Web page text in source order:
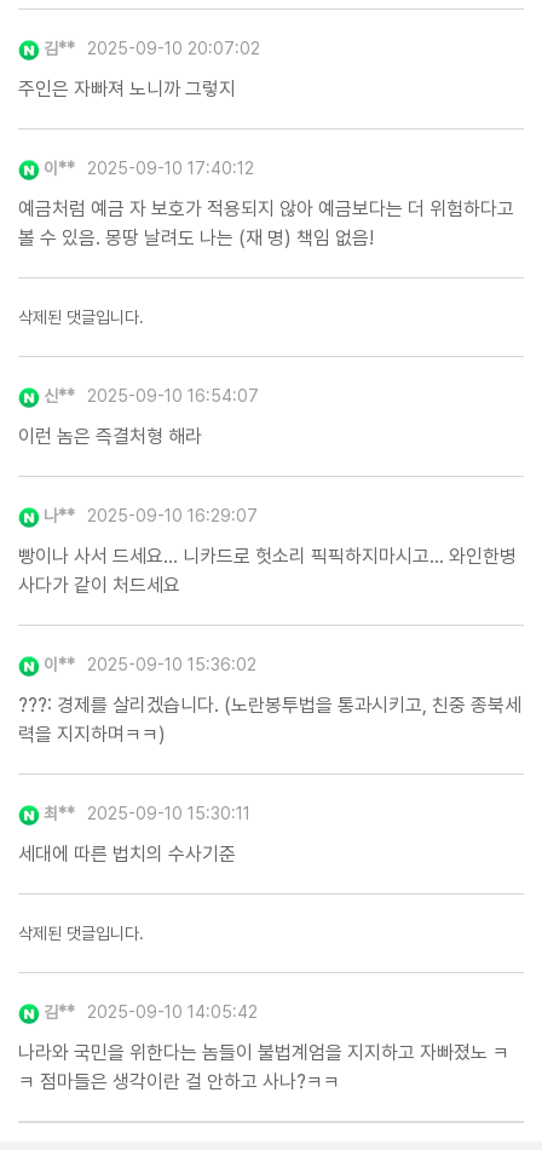
김** 2025-09-10 20:07:02
주인은 자빠져 노니까 그렇지
이** 2025-09-10 17:40:12
예금처럼 예금 자 보호가 적용되지 않아 예금보다는 더 위험하다고
볼 수 있음. 몽땅 날려도 나는 (재 명) 책임 없음!
삭제된 댓글입니다.
신** 2025-09-10 16:54:07
이런 놈은 즉결처형 해라
나** 2025-09-10 16:29:07
빵이나 사서 드세요... 니카드로 헛소리 픽픽하지마시고... 와인한병
사다가 같이 처드세요
이** 2025-09-10 15:36:02
???: 경제를 살리겠습니다. (노란봉투법을 통과시키고, 친중 종북세
력을 지지하며ㅋㅋ)
최** 2025-09-10 15:30:11
세대에 따른 법치의 수사기준
삭제된 댓글입니다.
김** 2025-09-10 14:05:42
나라와 국민을 위한다는 놈들이 불법계엄을 지지하고 자빠졌노 ㅋ
ㅋ 점마들은 생각이란 걸 안하고 사나?ㅋㅋ